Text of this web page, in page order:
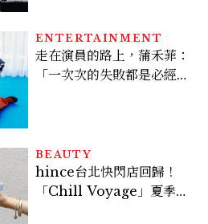
ENTERTAINMENT
走在演員的路上，蒲禾菲：
「一次次的失敗都是必經過
BEAUTY
hince台北快閃店回歸！
「Chill Voyage」夏季限